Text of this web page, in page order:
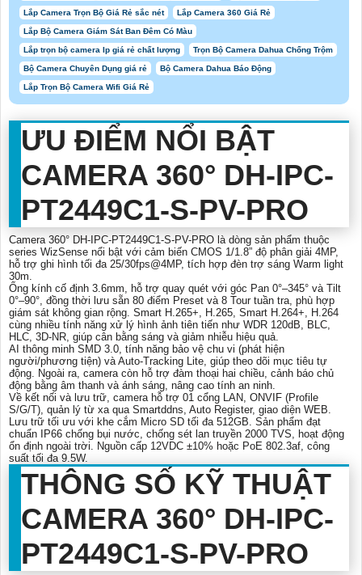
Lắp Camera Trọn Bộ Giá Rẻ sắc nét Lắp Camera 360 Giá Rẻ
Lắp Bộ Camera Giám Sát Ban Đêm Có Màu
Lắp trọn bộ camera Ip giá rẻ chất lượng Trọn Bộ Camera Dahua Chống Trộm
Bộ Camera Chuyên Dụng giá rẻ Bộ Camera Dahua Báo Động
Lắp Trọn Bộ Camera Wifi Giá Rẻ
ƯU ĐIỂM NỔI BẬT
CAMERA 360° DH-IPC-
PT2449C1-S-PV-PRO
Camera 360° DH-IPC-PT2449C1-S-PV-PRO là dòng sản phẩm thuộc
series WizSense nổi bật với cảm biến CMOS 1/1.8” độ phân giải 4MP,
hỗ trợ ghi hình tối đa 25/30fps@4MP, tích hợp đèn trợ sáng Warm light
30m.
Ống kính cố định 3.6mm, hỗ trợ quay quét với góc Pan 0°–345° và Tilt
0°–90°, đồng thời lưu sẵn 80 điểm Preset và 8 Tour tuần tra, phù hợp
giám sát không gian rộng. Smart H.265+, H.265, Smart H.264+, H.264
cùng nhiều tính năng xử lý hình ảnh tiên tiến như WDR 120dB, BLC,
HLC, 3D-NR, giúp cân bằng sáng và giảm nhiễu hiệu quả.
AI thông minh SMD 3.0, tính năng bảo vệ chu vi (phát hiện
người/phương tiện) và Auto-Tracking Lite, giúp theo dõi mục tiêu tự
động. Ngoài ra, camera còn hỗ trợ đàm thoại hai chiều, cảnh báo chủ
động bằng âm thanh và ánh sáng, nâng cao tính an ninh.
Về kết nối và lưu trữ, camera hỗ trợ 01 cổng LAN, ONVIF (Profile
S/G/T), quản lý từ xa qua Smartddns, Auto Register, giao diện WEB.
Lưu trữ tối ưu với khe cắm Micro SD tối đa 512GB. Sản phẩm đạt
chuẩn IP66 chống bụi nước, chống sét lan truyền 2000 TVS, hoạt động
ổn định ngoài trời. Nguồn cấp 12VDC ±10% hoặc PoE 802.3af, công
suất tối đa 9.5W.
THÔNG SỐ KỸ THUẬT
CAMERA 360° DH-IPC-
PT2449C1-S-PV-PRO